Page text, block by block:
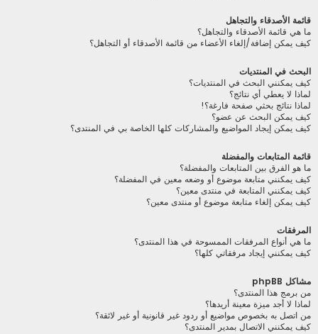
قائمة الأصدقاء والتجاهل
ما هي قائمة الأصدقاء والتجاهل؟
كيف يمكن إضافة/إلغاء الأعضاء من قائمة الأصدقاء أو التجاهل؟
البحث في المنتديات
كيف يمكنني البحث في المنتديات؟
لماذا لا يعطي أي نتائج؟
لماذا نتائج بحثي صفحة فارغة؟!
كيف يمكن البحث عن عضو؟
كيف يمكن إيجاد المواضيع والمشاركات كلها الخاصة بي في المنتدى؟
قائمة المتابعات والمفضلة
ما هو الفرق بين المتابعات والمفضلة؟
كيف يمكنني متابعة موضوع أو وضعه معين في المفضلة؟
كيف يمكنني المتابعة في منتدى معين؟
كيف يمكن إلغاء متابعة موضوع أو منتدى معين؟
المرفقات
ما هي أنواع المرفقات الممسوحة في هذا المنتدى؟
كيف يمكنني إيجاد مرفقاتي كلها؟
مشاكل phpBB
من برمج هذا المنتدى؟
لماذا لا أجد ميزة معينة أريدها؟
من اتصل به بخصوص مواضيع أو ردود غير قانونية أو غير لائقة؟
كيف يمكنني الاتصال بمدير المنتدى؟